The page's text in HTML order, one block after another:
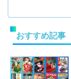
おすすめ記事